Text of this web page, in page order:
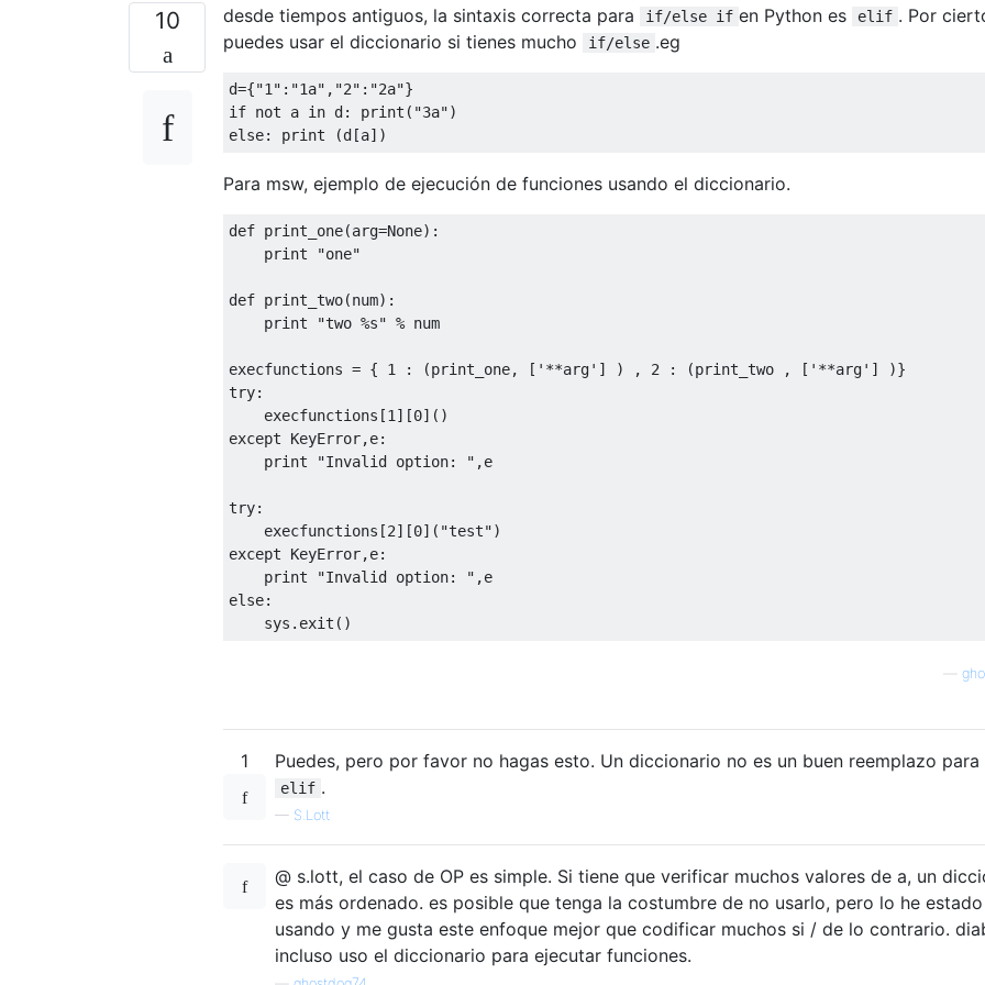
10 desde tiempos antiguos, la sintaxis correcta para if/else if en Python es elif . Por
puedes usar el diccionario si tienes mucho
if/else .eg
d={"1" : "1a" , "2" : "2a"}
if not a in d: print ( "3a")
else: print (d[a])
Para msw, ejemplo de ejecución de funciones usando el diccionario.
def print_one(arg=None):
print
"one"
def print_two(num):
print
"two %s" % num
execfunctions = { 1 : (print_one, [ '**arg' ] ) , 2 : (print_two , [ '**arg' ]
)}
try:
    execfunctions
[1 ][0]()
except
KeyError,e:
print
"Invalid option: " ,e
try:
    execfunctions
[2][0]( "test")
except
KeyError,e:
print
"Invalid option: " ,
else:
    sys
. exit ()
1 Puedes, pero por favor no hagas esto. Un diccionario no es un buen reemplazo para
elif .
— S.Lott
@ s.lott, el caso de OP es simple. Si tiene que verificar muchos valores de a, un
es más ordenado. es posible que tenga la costumbre de no usarlo, pero lo he estado
usando y me gusta este enfoque mejor que codificar muchos si / de lo contrario.
incluso uso el diccionario para ejecutar funciones.